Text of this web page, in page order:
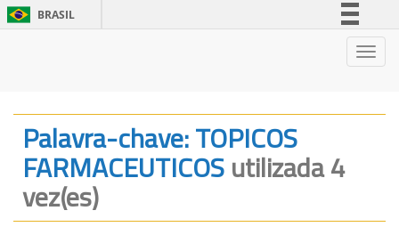
BRASIL
Legislação
Canais
Palavra-chave: TOPICOS
FARMACEUTICOSutilizada 4
vez(es)